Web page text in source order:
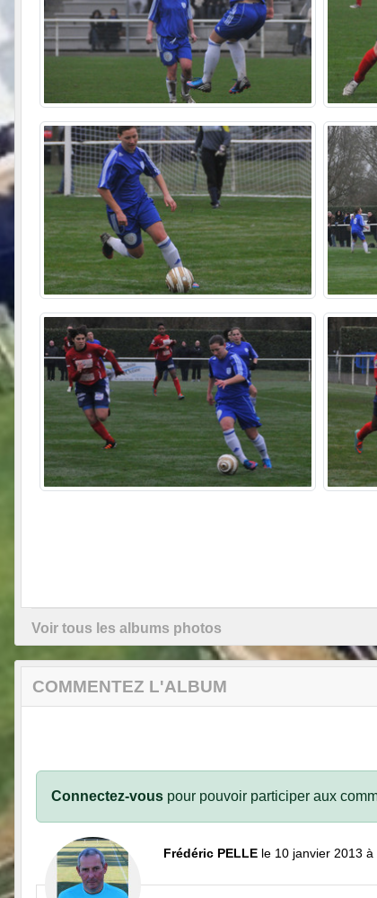
Voir tous les albums photos
COMMENTEZ L'ALBUM
Connectez-vous pour pouvoir participer aux
Frédéric PELLE le 10 janvier 2013 à